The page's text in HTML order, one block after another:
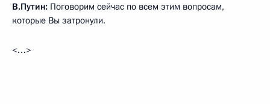
В.Путин: Поговорим сейчас по всем этим вопросам,
которые Вы затронули.
<…>